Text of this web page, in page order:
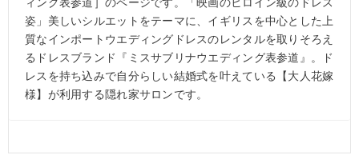
姿」美しいシルエットをテーマに、イギリスを中心とした上
質なインポートウエディングドレスのレンタルを取りそろえ
るドレスブランド『ミスサブリナウエディング表参道』。ド
レスを持ち込みで自分らしい結婚式を叶えている【大人花嫁
様】が利用する隠れ家サロンです。